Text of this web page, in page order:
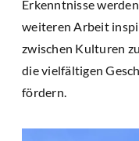
Erkenntnisse
weiteren Arbeit
zwischen Kulturen
die vielfältigen
fördern.